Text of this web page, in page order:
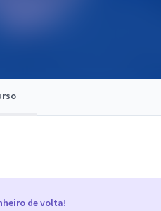
de volta!